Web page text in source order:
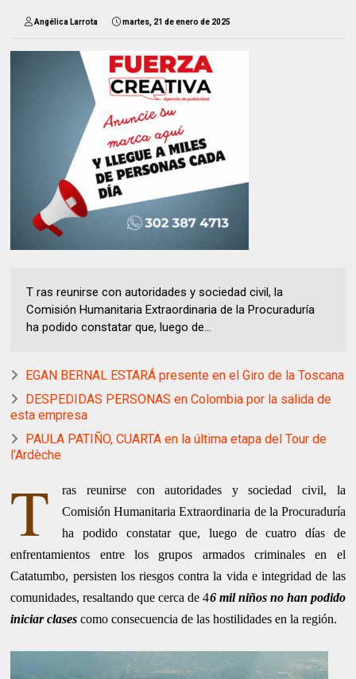
Angélica Larrota martes, 21 de enero de 2025
T ras reunirse con autoridades y sociedad civil, la
Comisión Humanitaria Extraordinaria de la Procuraduría
ha podido constatar que, luego de...
EGAN BERNAL ESTARÁ presente en el Giro de la Toscana
DESPEDIDAS PERSONAS en Colombia por la salida de
esta empresa
PAULA PATIÑO, CUARTA en la última etapa del Tour de
l’Ardèche
T
ras reunirse con autoridades y sociedad civil, la
Comisión Humanitaria Extraordinaria de la Procuraduría
ha podido constatar que, luego de cuatro días de
enfrentamientos entre los grupos armados criminales en el
Catatumbo, persisten los riesgos contra la vida e integridad de las
comunidades, resaltando que cerca de 46 mil niños no han podido
iniciar​ clasescomo consecuencia de las hostilidades en la región.